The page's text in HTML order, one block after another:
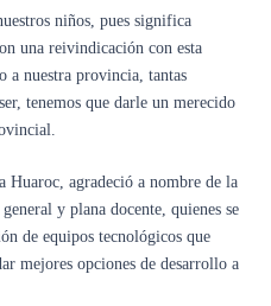
niños, pues significa
una reivindicación con esta
a nuestra provincia, tantas
tenemos que darle un merecido
agradeció a nombre de la
y plana docente, quienes se
de equipos tecnológicos que
mejores opciones de desarrollo a